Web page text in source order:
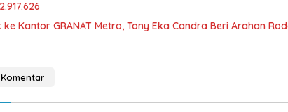
ke Kantor GRANAT Metro, Tony Eka Candra Beri Arahan
Komentar